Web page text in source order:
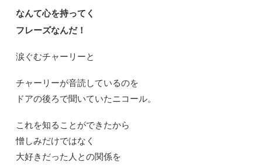
なんて心を持ってく
フレーズなんだ！
涙ぐむチャーリーと
チャーリーが音読しているのを
ドアの後ろで聞いていたニコール。
これを知ることができたから
憎しみだけではなく
大好きだった人との関係を